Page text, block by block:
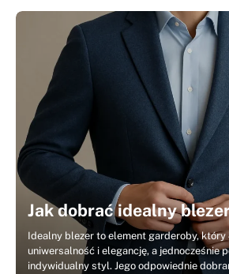
Jak dobrać idealny
Idealny blezer to element garderoby, który
uniwersalność i elegancję, a jednocześnie
indywidualny styl. Jego odpowiednie